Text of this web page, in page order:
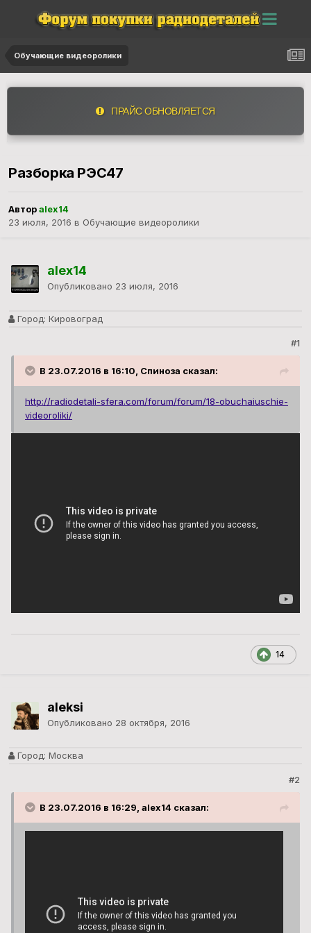
Обучающие видеоролики
ПРАЙС ОБНОВЛЯЕТСЯ
Разборка РЭС47
Авторalex14
23 июля, 2016 в Обучающие видеоролики
alex14
Опубликовано 23 июля, 2016
Город: Кировоград
#1
В 23.07.2016 в 16:10, Спиноза сказал:
http://radiodetali-sfera.com/forum/forum/18-obuchaiuschie-
videoroliki/
14
aleksi
Опубликовано 28 октября, 2016
Город: Москва
#2
В 23.07.2016 в 16:29, alex14 сказал: